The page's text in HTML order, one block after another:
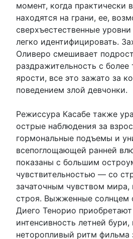
момент, когда практически
находятся на грани, ее,
сверхъестественные
легко идентифицировать.
Оливеро смешивает
раздражительность с
ярости, все это зажато за
поведением злой девчонки.
Режиссура Касабе также
острые наблюдения за
гормональные подъемы и
всепоглощающей ранней
показаны с большим
чувствительностью — со
зачаточным чувством
строя. Выжженные солнцем
Диего Тенорио
интенсивность летней бури,
неторопливый ритм фильма